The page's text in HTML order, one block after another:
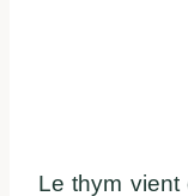
Le thym vient